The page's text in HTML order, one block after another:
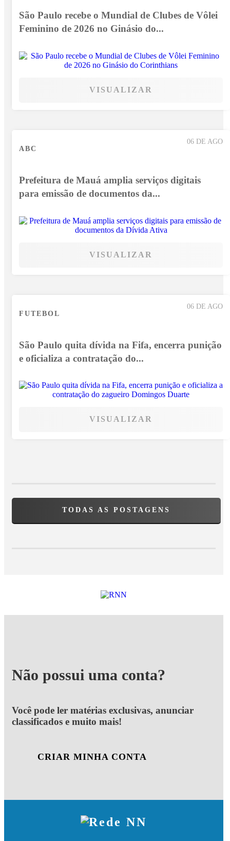
São Paulo recebe o Mundial de Clubes de Vôlei
Feminino de 2026 no Ginásio do...
VISUALIZAR
06 DE AGO
ABC
Prefeitura de Mauá amplia serviços digitais
para emissão de documentos da...
VISUALIZAR
06 DE AGO
FUTEBOL
São Paulo quita dívida na Fifa, encerra punição
e oficializa a contratação do...
VISUALIZAR
TODAS AS POSTAGENS
Não possui uma conta?
Você pode ler matérias exclusivas, anunciar
classificados e muito mais!
CRIAR MINHA CONTA